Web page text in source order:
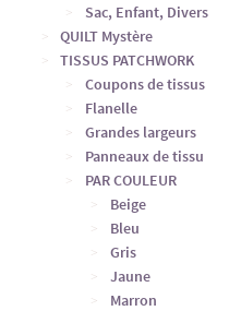
Sac, Enfant, Divers
QUILT Mystère
TISSUS PATCHWORK
Coupons de tissus
Flanelle
Grandes largeurs
Panneaux de tissu
PAR COULEUR
Beige
Bleu
Gris
Jaune
Marron